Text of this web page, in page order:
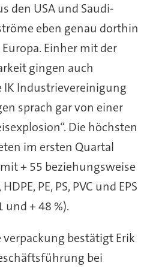
den USA und Saudi-
eben genau dorthin
Einher mit der
gingen auch
IK Industrievereinigung
sprach gar von einer
Die höchsten
im ersten Quartal
mit + 55 beziehungsweise
PE, PS, PVC und EPS
+ 48 %).
bestätigt Erik
bei